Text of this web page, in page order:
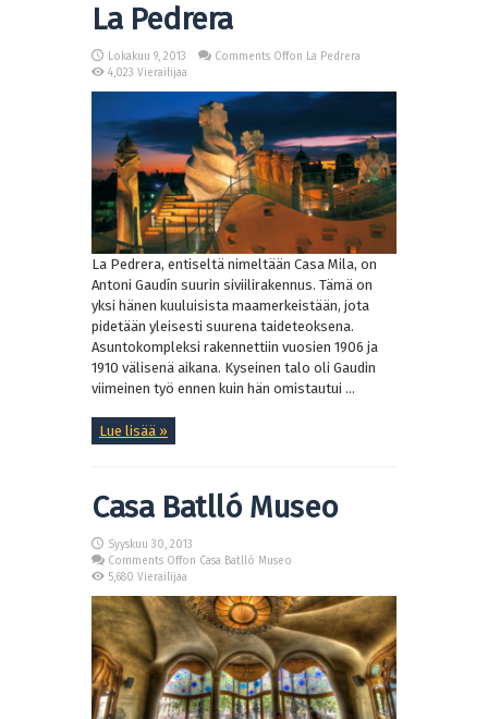
La Pedrera
Lokakuu 9, 2013 Comments Offon La Pedrera
4,023 Vierailijaa
La Pedrera, entiseltä nimeltään Casa Mila, on
Antoni Gaudín suurin siviilirakennus. Tämä on
yksi hänen kuuluisista maamerkeistään, jota
pidetään yleisesti suurena taideteoksena.
Asuntokompleksi rakennettiin vuosien 1906 ja
1910 välisenä aikana. Kyseinen talo oli Gaudin
viimeinen työ ennen kuin hän omistautui ...
Lue lisää »
Casa Batlló Museo
Syyskuu 30, 2013
Comments Offon Casa Batlló Museo
5,680 Vierailijaa